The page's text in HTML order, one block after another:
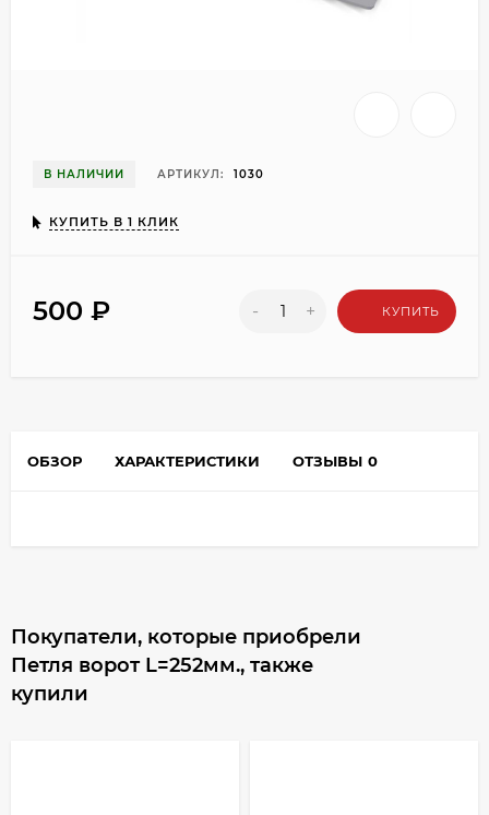
В НАЛИЧИИ АРТИКУЛ: 1030
КУПИТЬ В 1 КЛИК
500 ₽ - + КУПИТЬ
ОБЗОР ХАРАКТЕРИСТИКИ ОТЗЫВЫ 0
Покупатели, которые приобрели
Петля ворот L=252мм., также
купили